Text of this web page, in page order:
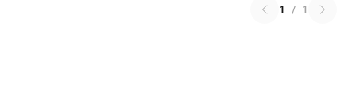
1 / 1